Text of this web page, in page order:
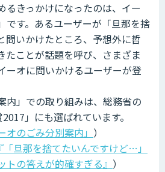
るきっかけになったのは、イー
です。あるユーザーが「旦那を捨
問いかけたところ、予想外に哲
たことが話題を呼び、さまざま
ーオに問いかけるユーザーが登
内」での取り組みは、総務省の
」にも選ばれています。
オのごみ分別案内」 ）
旦那を捨てたいんですけど…」
の答えが的確すぎる』 ）